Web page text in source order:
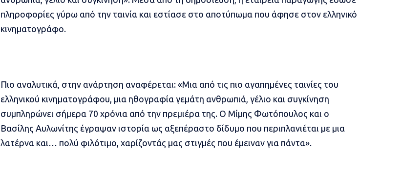
πληροφορίες γύρω από την ταινία και εστίασε στο αποτύπωμα που άφησε στον ελληνικό
κινηματογράφο.
Πιο αναλυτικά, στην ανάρτηση αναφέρεται: «Μια από τις πιο αγαπημένες ταινίες του
ελληνικού κινηματογράφου, μια ηθογραφία γεμάτη ανθρωπιά, γέλιο και συγκίνηση
συμπληρώνει σήμερα 70 χρόνια από την πρεμιέρα της. Ο Μίμης Φωτόπουλος και ο
Βασίλης Αυλωνίτης έγραψαν ιστορία ως αξεπέραστο δίδυμο που περιπλανιέται με μια
λατέρνα και… πολύ φιλότιμο, χαρίζοντάς μας στιγμές που έμειναν για πάντα».